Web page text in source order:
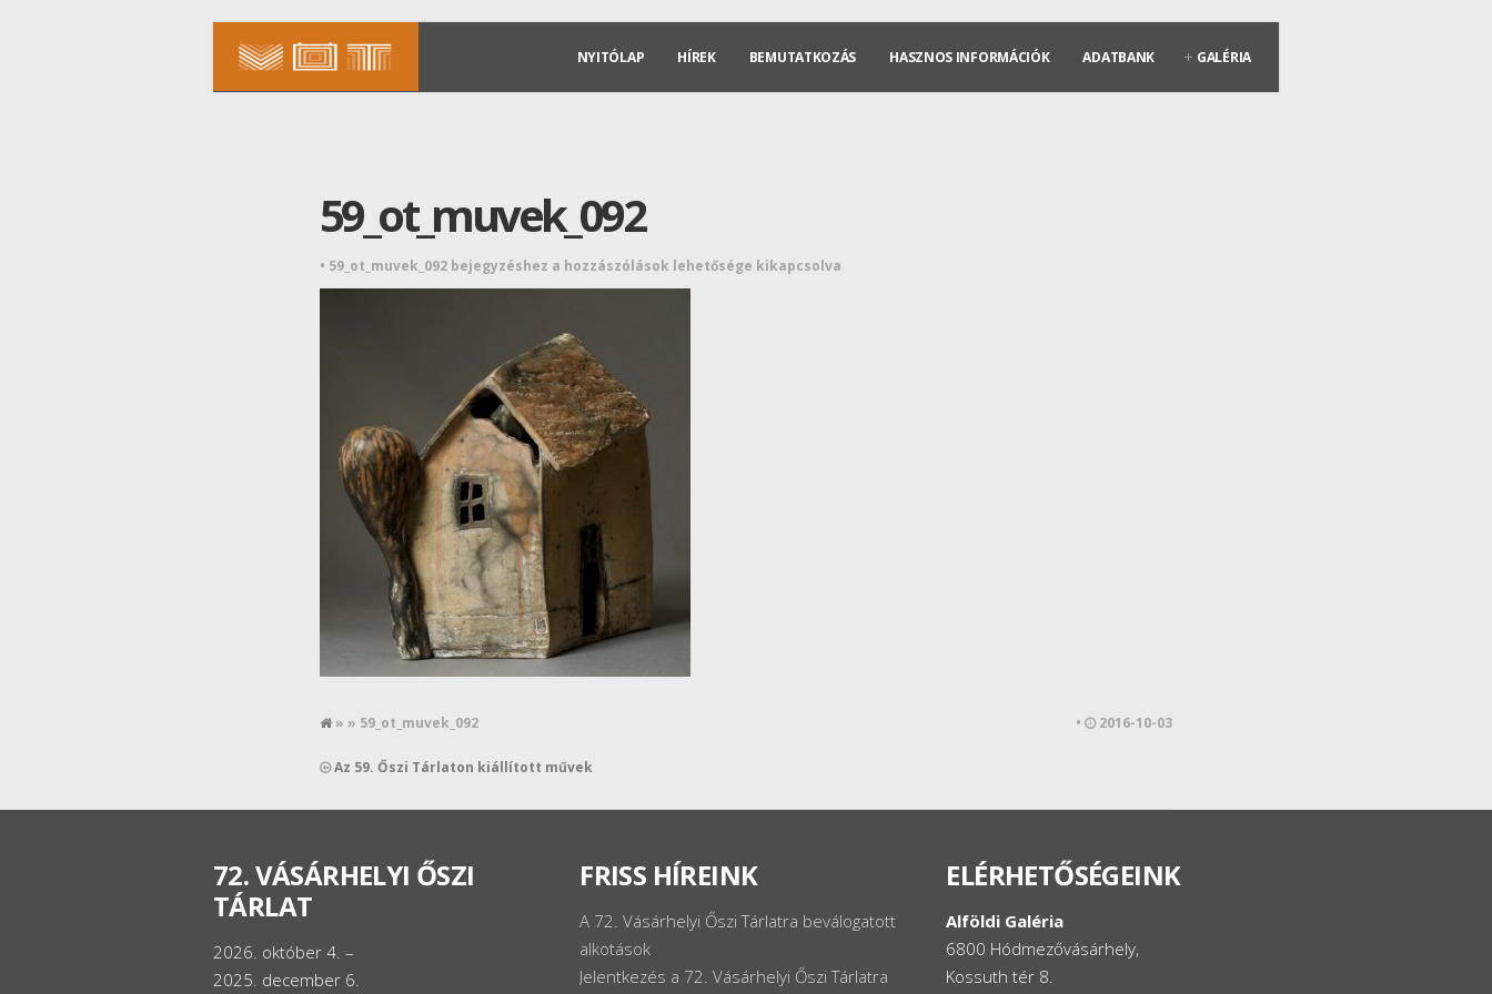
NYITÓLAP HÍREK BEMUTATKOZÁS HASZNOS INFORMÁCIÓK ADATBANK GALÉRIA
59_ot_muvek_092
• 59_ot_muvek_092 bejegyzéshez a hozzászólások lehetősége kikapcsolva
» » 59_ot_muvek_092 • 2016-10-03
Az 59. Őszi Tárlaton kiállított művek
72. VÁSÁRHELYI ŐSZI
TÁRLAT
2026. október 4. –
2025. december 6.
FRISS HÍREINK
A 72. Vásárhelyi Őszi Tárlatra beválogatott
alkotások
Jelentkezés a 72. Vásárhelyi Őszi Tárlatra
ELÉRHETŐSÉGEINK
Alföldi Galéria
6800 Hódmezővásárhely,
Kossuth tér 8.